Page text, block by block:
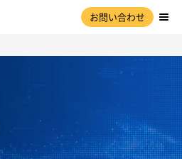
お問い合わせ